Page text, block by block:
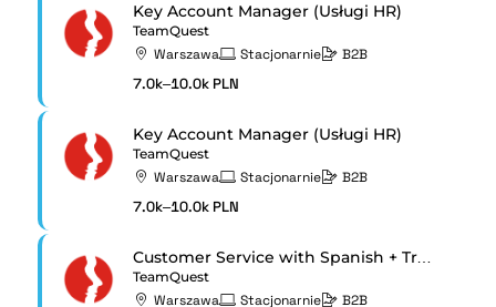
Key Account Manager (Usługi HR)
TeamQuest
Warszawa Stacjonarnie B2B
7.0k–10.0k PLN
Key Account Manager (Usługi HR)
TeamQuest
Warszawa Stacjonarnie B2B
7.0k–10.0k PLN
Customer Service with Spanish + Translation
TeamQuest
Warszawa Stacjonarnie B2B